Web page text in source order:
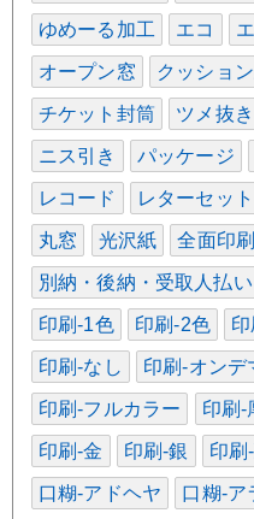
ゆめーる加工 エコ
オープン窓 クッショ
チケット封筒 ツメ抜き
ニス引き パッケージ
レコード レターセット
丸窓 光沢紙 全面印刷
別納・後納・受取人払い
印刷-1色 印刷-2色
印刷-なし 印刷-オンデ
印刷-フルカラー 印刷-
印刷-金 印刷-銀 印刷
口糊-アドヘヤ 口糊-ア